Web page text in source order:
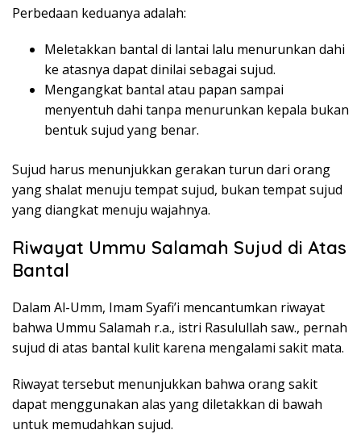
Perbedaan keduanya adalah:
Meletakkan bantal di lantai lalu menurunkan dahi
ke atasnya dapat dinilai sebagai sujud.
Mengangkat bantal atau papan sampai
menyentuh dahi tanpa menurunkan kepala bukan
bentuk sujud yang benar.
Sujud harus menunjukkan gerakan turun dari orang
yang shalat menuju tempat sujud, bukan tempat sujud
yang diangkat menuju wajahnya.
Riwayat Ummu Salamah Sujud di Atas
Bantal
Dalam Al-Umm, Imam Syafi’i mencantumkan riwayat
bahwa Ummu Salamah r.a., istri Rasulullah saw., pernah
sujud di atas bantal kulit karena mengalami sakit mata.
Riwayat tersebut menunjukkan bahwa orang sakit
dapat menggunakan alas yang diletakkan di bawah
untuk memudahkan sujud.